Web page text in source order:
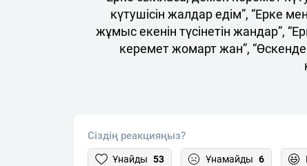
күтушісін жалдар едім”, “Ерке
жұмыс екенін түсінетін жандар”,
керемет жомарт жан”,
Сіздің реакцияңыз?
Ұнайды 53 Ұнамайды 6